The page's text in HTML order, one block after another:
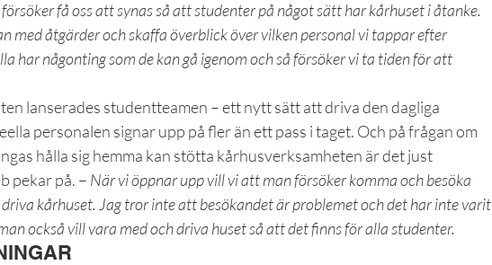
få oss att synas så att studenter på något sätt har kårhuset i åtanke.
med åtgärder och skaffa överblick över vilken personal vi tappar efter
har någonting som de kan gå igenom och så försöker vi ta tiden för att
lanserades studentteamen – ett nytt sätt att driva den dagliga
personalen signar upp på fler än ett pass i taget. Och på frågan om
hålla sig hemma kan stötta kårhusverksamheten är det just
pekar på. – När vi öppnar upp vill vi att man försöker komma och besöka
driva kårhuset. Jag tror inte att besökandet är problemet och det har inte varit
också vill vara med och driva huset så att det finns för alla studenter.